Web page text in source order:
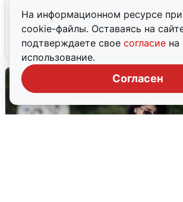
На информационном ресурсе
cookie-файлы. Оставаясь на
подтверждаете свое согласие на
использование.
Согласен
попадания и последствия
6 августа 0